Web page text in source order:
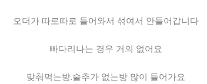
오더가 따로따로 들어와서 섞여서 안들어갑니다
빠다리나는 경우 거의 없어요
맞춰먹는방.술추가 없는방 많이 들어가요